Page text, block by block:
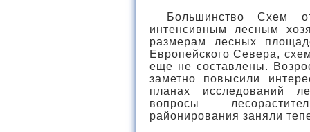
Большинство Схем
интенсивным лесным
размерам лесных
Европейского Севера,
еще не составлены.
заметно повысили
планах исследований
вопросы
районирования заняли